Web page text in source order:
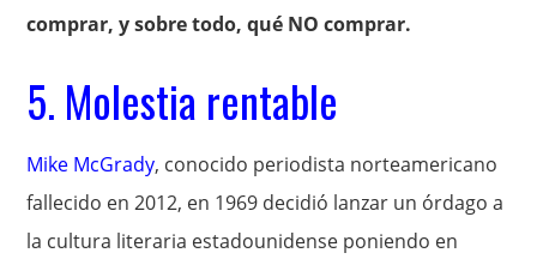
comprar, y sobre todo, qué NO comprar.
5. Molestia rentable
Mike McGrady, conocido periodista norteamericano
fallecido en 2012, en 1969 decidió lanzar un órdago a
la cultura literaria estadounidense poniendo en